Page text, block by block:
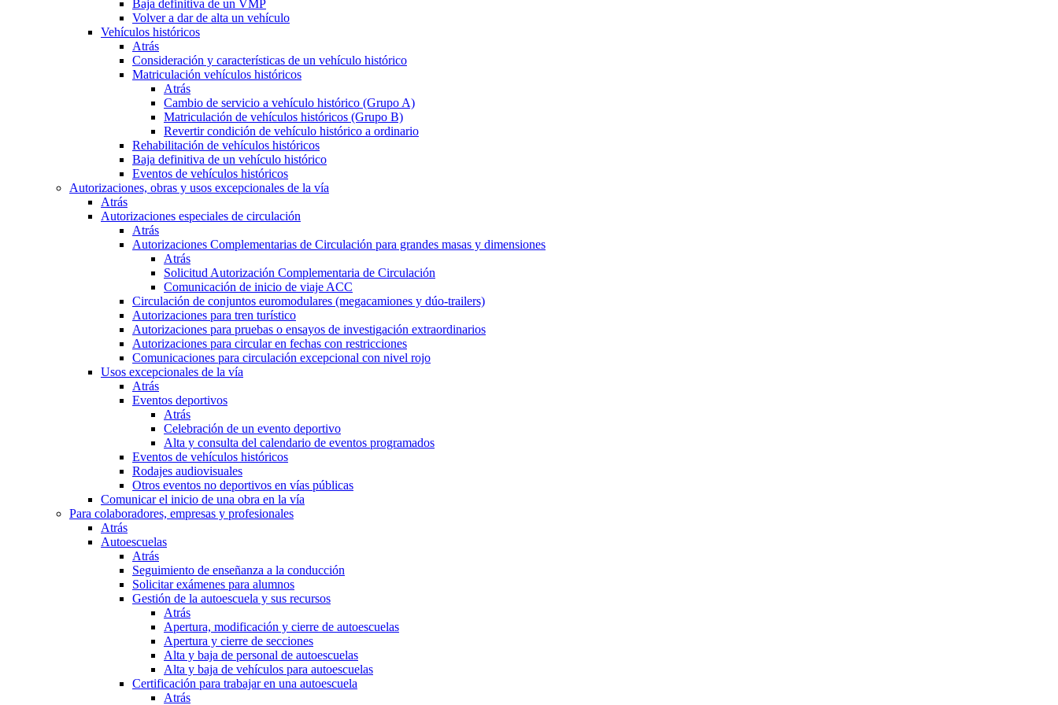
Baja definitiva de un VMP
Volver a dar de alta un vehículo
Vehículos históricos
Atrás
Consideración y características de un vehículo histórico
Matriculación vehículos históricos
Atrás
Cambio de servicio a vehículo histórico (Grupo A)
Matriculación de vehículos históricos (Grupo B)
Revertir condición de vehículo histórico a ordinario
Rehabilitación de vehículos históricos
Baja definitiva de un vehículo histórico
Eventos de vehículos históricos
Autorizaciones, obras y usos excepcionales de la vía
Atrás
Autorizaciones especiales de circulación
Atrás
Autorizaciones Complementarias de Circulación para grandes masas y dimensiones
Atrás
Solicitud Autorización Complementaria de Circulación
Comunicación de inicio de viaje ACC
Circulación de conjuntos euromodulares (megacamiones y dúo-trailers)
Autorizaciones para tren turístico
Autorizaciones para pruebas o ensayos de investigación extraordinarios
Autorizaciones para circular en fechas con restricciones
Comunicaciones para circulación excepcional con nivel rojo
Usos excepcionales de la vía
Atrás
Eventos deportivos
Atrás
Celebración de un evento deportivo
Alta y consulta del calendario de eventos programados
Eventos de vehículos históricos
Rodajes audiovisuales
Otros eventos no deportivos en vías públicas
Comunicar el inicio de una obra en la vía
Para colaboradores, empresas y profesionales
Atrás
Autoescuelas
Atrás
Seguimiento de enseñanza a la conducción
Solicitar exámenes para alumnos
Gestión de la autoescuela y sus recursos
Atrás
Apertura, modificación y cierre de autoescuelas
Apertura y cierre de secciones
Alta y baja de personal de autoescuelas
Alta y baja de vehículos para autoescuelas
Certificación para trabajar en una autoescuela
Atrás